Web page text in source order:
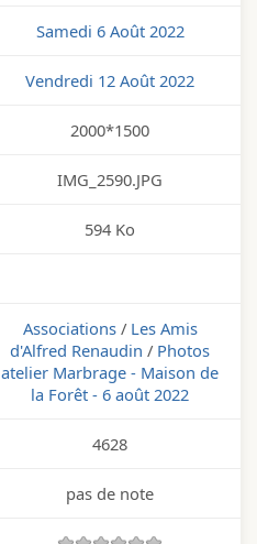
Samedi 6 Août 2022
Vendredi 12 Août 2022
2000*1500
IMG_2590.JPG
594 Ko
Associations/ Les Amis
d'Alfred Renaudin / Photos
atelier Marbrage - Maison de
la Forêt - 6 août 2022
4628
pas de note